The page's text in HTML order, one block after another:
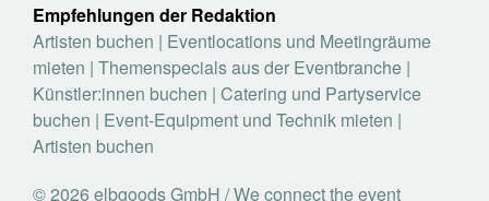
Empfehlungen der Redaktion
Artisten buchen | Eventlocations und Meetingräume
mieten | Themenspecials aus der Eventbranche |
Künstler:innen buchen | Catering und Partyservice
buchen | Event-Equipment und Technik mieten |
Artisten buchen
© 2026 elbgoods GmbH / We connect the event